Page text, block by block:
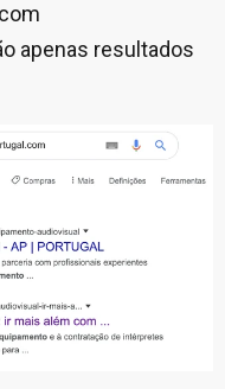
apenas resultados